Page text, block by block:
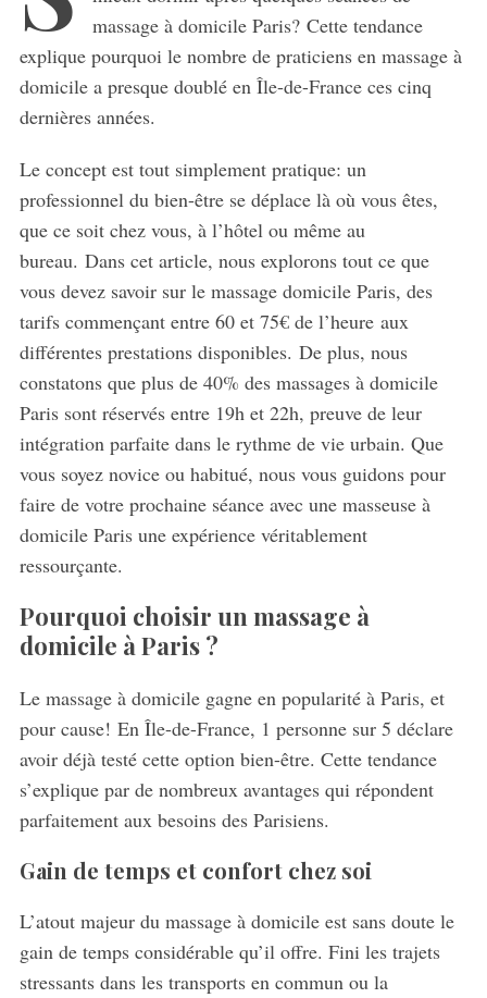
massage à domicile Paris? Cette tendance
explique pourquoi le nombre de praticiens en massage à
domicile a presque doublé en Île-de-France ces cinq
dernières années.
Le concept est tout simplement pratique: un
professionnel du bien-être se déplace là où vous êtes,
que ce soit chez vous, à l’hôtel ou même au
bureau. Dans cet article, nous explorons tout ce que
vous devez savoir sur le massage domicile Paris, des
tarifs commençant entre 60 et 75€ de l’heure aux
différentes prestations disponibles. De plus, nous
constatons que plus de 40% des massages à domicile
Paris sont réservés entre 19h et 22h, preuve de leur
intégration parfaite dans le rythme de vie urbain. Que
vous soyez novice ou habitué, nous vous guidons pour
faire de votre prochaine séance avec une masseuse à
domicile Paris une expérience véritablement
ressourçante.
Pourquoi choisir un massage à
domicile à Paris ?
Le massage à domicile gagne en popularité à Paris, et
pour cause! En Île-de-France, 1 personne sur 5 déclare
avoir déjà testé cette option bien-être. Cette tendance
s’explique par de nombreux avantages qui répondent
parfaitement aux besoins des Parisiens.
Gain de temps et confort chez soi
L’atout majeur du massage à domicile est sans doute le
gain de temps considérable qu’il offre. Fini les trajets
stressants dans les transports en commun ou la